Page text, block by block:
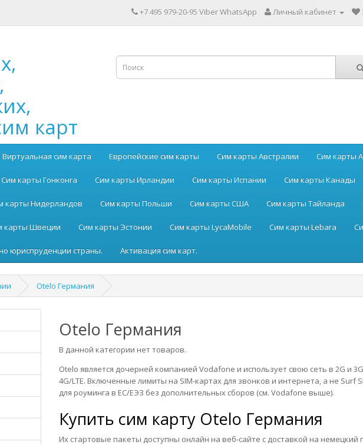
+7 495 979-20-95 Viber WhatsApp Личный кабинет
карт
Виртуальная сим карта Европейские сим карты Сим карты Австралии Сим карты
Сим карты Гонконга Сим карты Ирландии Сим карты Испании Сим карты Канады
карты Нидерландов Сим карты Польши Сим карты США Сим карты Тайланда
карты Швеции Сим карты Эстонии Сим карты LycaMobile Сим карты Lebara
юриспруденции страны. Активация сим карт.
Otelo Германия
Otelo Германия
В данной категории нет товаров.
Otelo является дочерней компанией Vodafone и использует свою сеть в 2G и
4G/LTE. Включенные лимиты на SIM-картах для звонков и интернета, а не Surf
для роуминга в ЕС/ЕЭЗ без дополнительных сборов (см. Vodafone выше).
Купить сим карту Otelo Германия
Их стартовые пакеты доступны онлайн на веб-сайте с доставкой на немецкий